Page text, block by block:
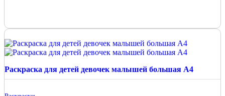
Раскраска для детей девочек малышей большая А4